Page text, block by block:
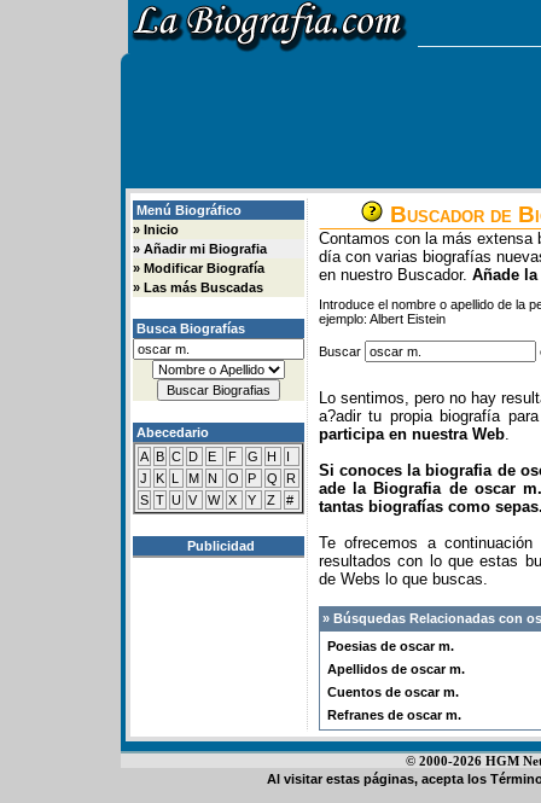
Menú Biográfico
» Inicio
» Añadir mi Biografia
» Modificar Biografía
» Las más Buscadas
Busca Biografías
Abecedario
A B C D E F G H
I
J
K L M N O P Q
R
S T U V W X Y Z #
Publicidad
Buscador de
Contamos con la más extensa
día con varias biografías
en nuestro Buscador. Añade
Introduce el nombre o apellido de la
ejemplo: Albert Eistein
Buscar
Lo sentimos, pero no hay
a?adir tu propia biografía
participa en nuestra Web.
Si conoces la biografia de
ade la Biografia de oscar
tantas biografías como
Te ofrecemos a
resultados con lo que estas
de Webs lo que buscas.
» Búsquedas Relacionadas con
Poesias de oscar m.
Apellidos de oscar m.
Cuentos de oscar m.
Refranes de oscar m.
© 2000-2026 HGM
Al visitar estas páginas, acepta los